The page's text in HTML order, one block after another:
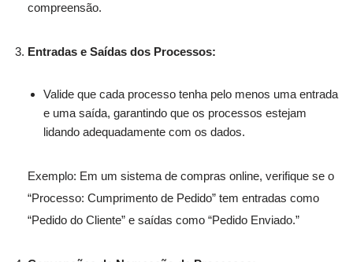
compreensão.
Entradas e Saídas dos Processos:
Valide que cada processo tenha pelo menos uma entrada
e uma saída, garantindo que os processos estejam
lidando adequadamente com os dados.
Exemplo: Em um sistema de compras online, verifique se o
“Processo: Cumprimento de Pedido” tem entradas como
“Pedido do Cliente” e saídas como “Pedido Enviado.”